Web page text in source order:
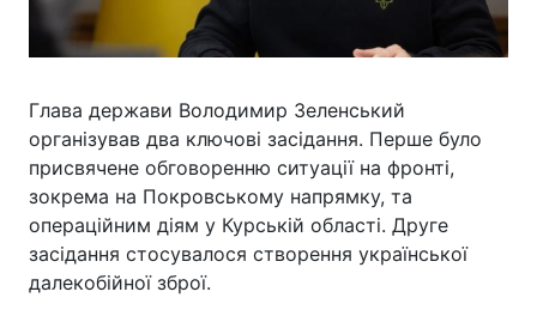
Глава держави Володимир Зеленський
організував два ключові засідання. Перше було
присвячене обговоренню ситуації на фронті,
зокрема на Покровському напрямку, та
операційним діям у Курській області. Друге
засідання стосувалося створення української
далекобійної зброї.